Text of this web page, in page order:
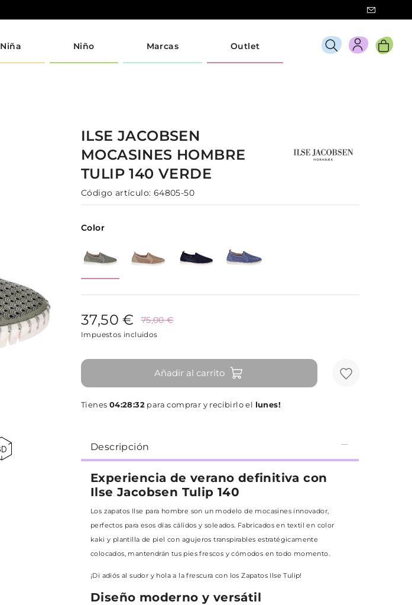
Niña Niño Marcas Outlet
ILSE JACOBSEN
MOCASINES HOMBRE
TULIP 140 VERDE
Código artículo: 64805-50
Color
37,50 € 75,00 €
Impuestos incluidos
Añadir al carrito
Tienes 04:28:31para comprar y recibirlo el lunes!
Descripción
Experiencia de verano definitiva con
Ilse Jacobsen Tulip 140
Los zapatos Ilse para hombre son un modelo de mocasines innovador,
perfectos para esos días cálidos y soleados. Fabricados en textil en color
kaki y plantilla de piel con agujeros transpirables estratégicamente
colocados, mantendrán tus pies frescos y cómodos en todo momento.
¡Di adiós al sudor y hola a la frescura con los Zapatos Ilse Tulip!
Diseño moderno y versátil